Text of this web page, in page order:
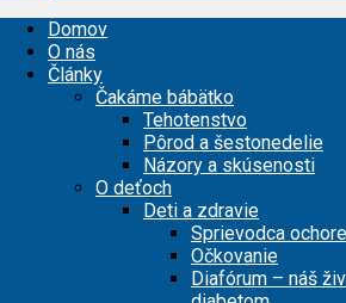
Domov
O nás
Články
Čakáme bábätko
Tehotenstvo
Pôrod a šestonedelie
Názory a skúsenosti
O deťoch
Deti a zdravie
Sprievodca
Očkovanie
Diafórum – náš